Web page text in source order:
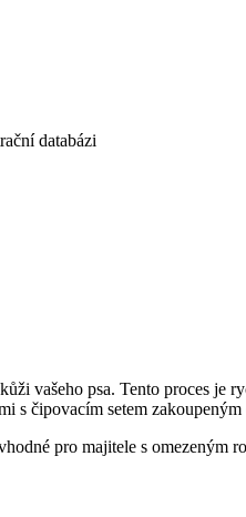
databázi
vašeho psa. Tento proces je
s čipovacím setem zakoupeným
pro majitele s